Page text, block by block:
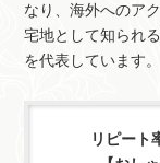
なり、海外へのア
宅地として知られ
を代表しています。
リピート